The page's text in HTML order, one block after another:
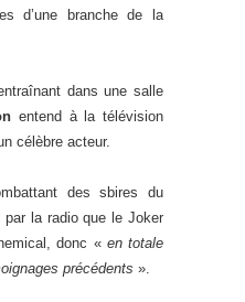
d’une branche de la
dans une salle
entend à la télévision
célèbre acteur.
des sbires du
par la radio que le Joker
donc «en totale
précédents ».